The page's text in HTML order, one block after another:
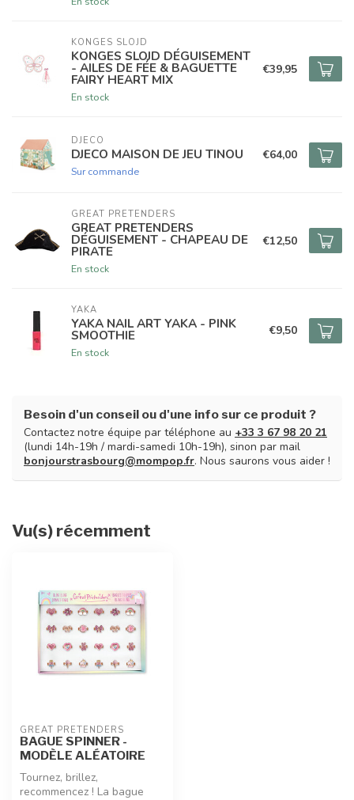
KONGES SLOJD
KONGES SLOJD DÉGUISEMENT
- AILES DE FÉE & BAGUETTE
FAIRY HEART MIX
En stock
€39,95
DJECO
DJECO MAISON DE JEU TINOU
Sur commande
€64,00
GREAT PRETENDERS
GREAT PRETENDERS
DÉGUISEMENT - CHAPEAU DE
PIRATE
En stock
€12,50
YAKA
YAKA NAIL ART YAKA - PINK
SMOOTHIE
En stock
€9,50
Besoin d'un conseil ou d'une info sur ce produit ?
Contactez notre équipe par téléphone au +33 3 67 98 20 21
(lundi 14h-19h / mardi-samedi 10h-19h), sinon par mail
bonjourstrasbourg@mompop.fr. Nous saurons vous aider !
Vu(s) récemment
GREAT PRETENDERS
BAGUE SPINNER -
MODÈLE ALÉATOIRE
Tournez, brillez,
recommencez ! La bague